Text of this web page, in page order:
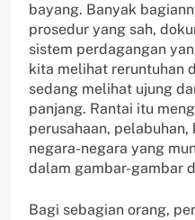
bayang. Banyak
prosedur yang sah,
sistem perdagangan
kita melihat reruntuhan
sedang melihat ujung
panjang. Rantai itu
perusahaan,
negara-negara yang
dalam gambar-gambar
Bagi sebagian orang,